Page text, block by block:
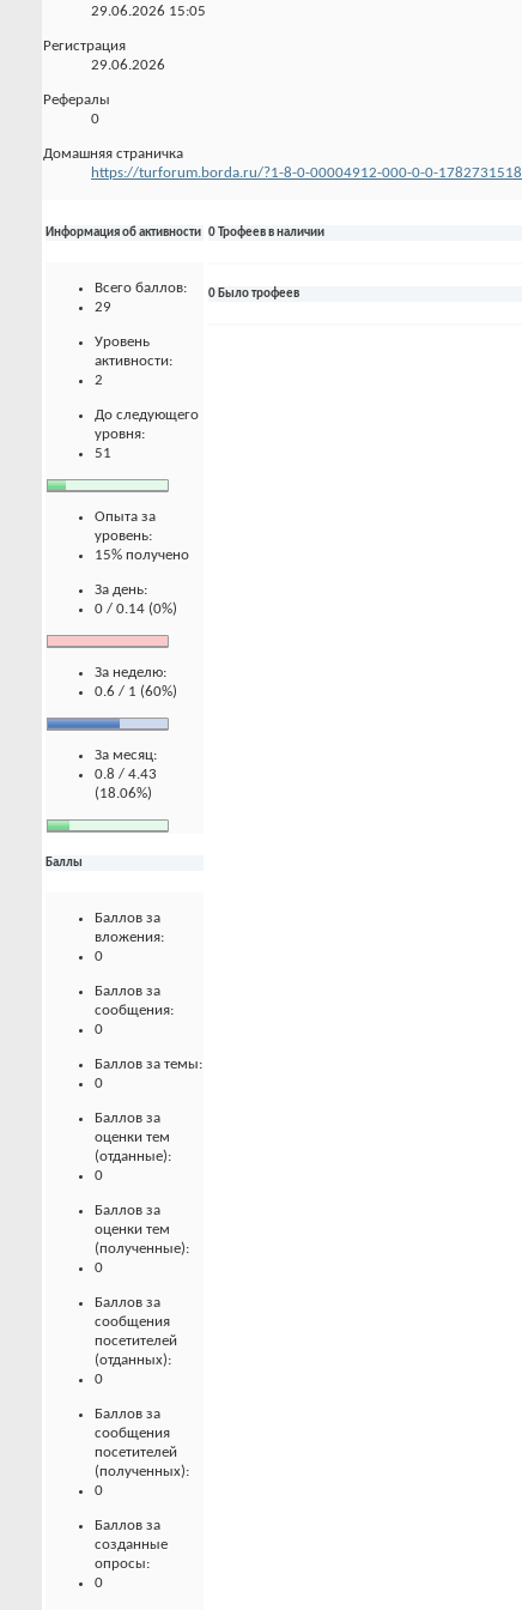
29.06.2026 15:05
Регистрация
29.06.2026
Рефералы
0
Домашняя страничка
https://turforum.borda.ru/?1-8-0-00004912-000-0-0-1782731518
Информация об активности
Всего баллов:
29
Уровень
активности:
2
До следующего
уровня:
51
Опыта за
уровень:
15% получено
За день:
0 / 0.14 (0%)
За неделю:
0.6 / 1 (60%)
За месяц:
0.8 / 4.43
(18.06%)
Баллы
Баллов за
вложения:
0
Баллов за
сообщения:
0
Баллов за темы:
0
Баллов за
оценки тем
(отданные):
0
Баллов за
оценки тем
(полученные):
0
Баллов за
сообщения
посетителей
(отданных):
0
Баллов за
сообщения
посетителей
(полученных):
0
Баллов за
созданные
опросы:
0
0 Трофеев в наличии
0 Было трофеев